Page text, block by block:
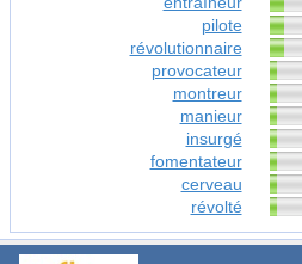
pilote
révolutionnaire
provocateur
montreur
manieur
insurgé
fomentateur
cerveau
révolté